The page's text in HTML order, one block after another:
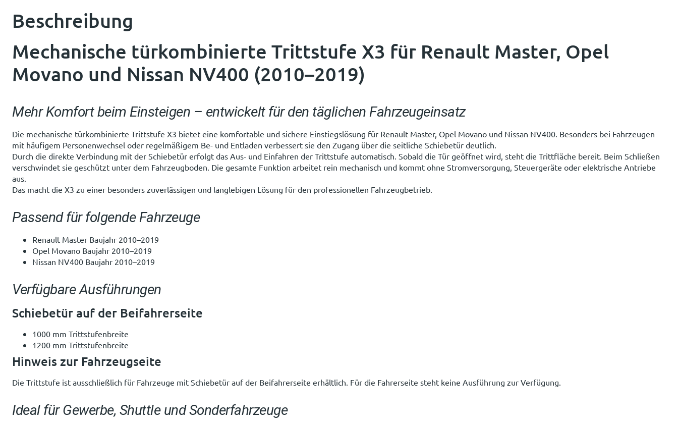
Beschreibung
Mechanische türkombinierte Trittstufe X3 für Renault Master, Opel
Movano und Nissan NV400 (2010–2019)
Mehr Komfort beim Einsteigen – entwickelt für den täglichen Fahrzeugeinsatz
Die mechanische türkombinierte Trittstufe X3 bietet eine komfortable und sichere Einstiegslösung für Renault Master, Opel Movano und Nissan NV400. Besonders bei Fahrzeugen
mit häufigem Personenwechsel oder regelmäßigem Be- und Entladen verbessert sie den Zugang über die seitliche Schiebetür deutlich.
Durch die direkte Verbindung mit der Schiebetür erfolgt das Aus- und Einfahren der Trittstufe automatisch. Sobald die Tür geöffnet wird, steht die Trittfläche bereit. Beim Schließen
verschwindet sie geschützt unter dem Fahrzeugboden. Die gesamte Funktion arbeitet rein mechanisch und kommt ohne Stromversorgung, Steuergeräte oder elektrische Antriebe
aus.
Das macht die X3 zu einer besonders zuverlässigen und langlebigen Lösung für den professionellen Fahrzeugbetrieb.
Passend für folgende Fahrzeuge
Renault Master Baujahr 2010–2019
Opel Movano Baujahr 2010–2019
Nissan NV400 Baujahr 2010–2019
Verfügbare Ausführungen
Schiebetür auf der Beifahrerseite
1000 mm Trittstufenbreite
1200 mm Trittstufenbreite
Hinweis zur Fahrzeugseite
Die Trittstufe ist ausschließlich für Fahrzeuge mit Schiebetür auf der Beifahrerseite erhältlich. Für die Fahrerseite steht keine Ausführung zur Verfügung.
Ideal für Gewerbe, Shuttle und Sonderfahrzeuge